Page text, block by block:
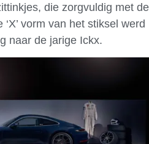
die zorgvuldig met de
vorm van het stiksel werd
naar de jarige Ickx.